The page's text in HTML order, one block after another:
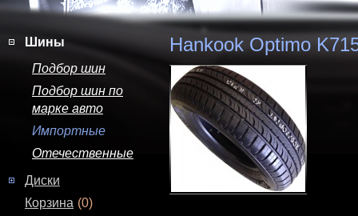
Шины
Подбор шин
Подбор шин по
марке авто
Импортные
Отечественные
Диски
Корзина (0)
Hankook Optimo